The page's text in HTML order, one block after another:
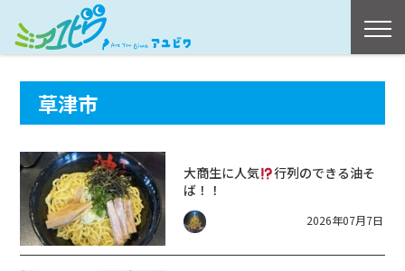
草津市
大商生に人気
行列のできる油そ
ば！！
2026年07月7日